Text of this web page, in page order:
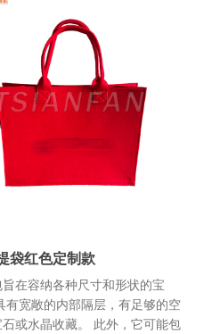
袋红色定制款
在容纳各种尺寸和形状的宝
有宽敞的内部隔层，有足够的空
或水晶收藏。 此外，它可能包